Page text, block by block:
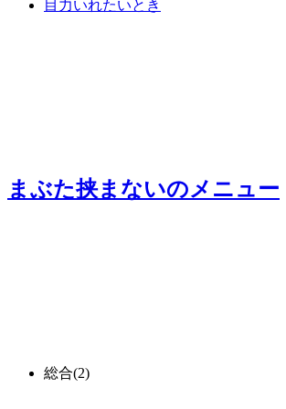
目力いれたいとき
まぶた挟まないのメニュー
総合(2)